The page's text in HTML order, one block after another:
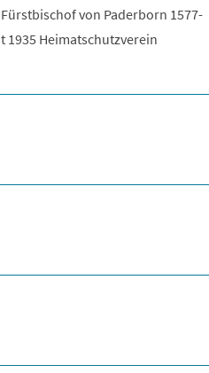
von Paderborn 1577-
1935 Heimatschutzverein